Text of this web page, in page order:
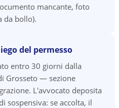
mancante, foto
da bollo).
del permesso
entro 30 giorni dalla
Grosseto — sezione
L'avvocato deposita
sospensiva: se accolta, il